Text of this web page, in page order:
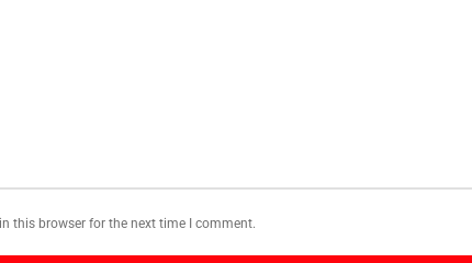
this browser for the next time I comment.